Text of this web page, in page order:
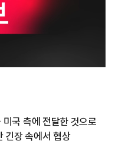
국 측에 전달한 것으로
긴장 속에서 협상